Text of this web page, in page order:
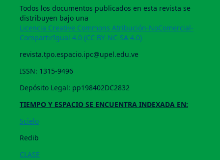
Todos los documentos publicados en esta revista se
distribuyen bajo una
Licencia Creative Commons Atribución-NoComercial-
CompartirIgual 4.0 (CC BY-NC-SA 4.0)
revista.tpo.espacio.ipc@upel.edu.ve
ISSN: 1315-9496
Depósito Legal: pp198402DC2832
TIEMPO Y ESPACIO SE ENCUENTRA INDEXADA EN:
Scielo
Redib
CLASE